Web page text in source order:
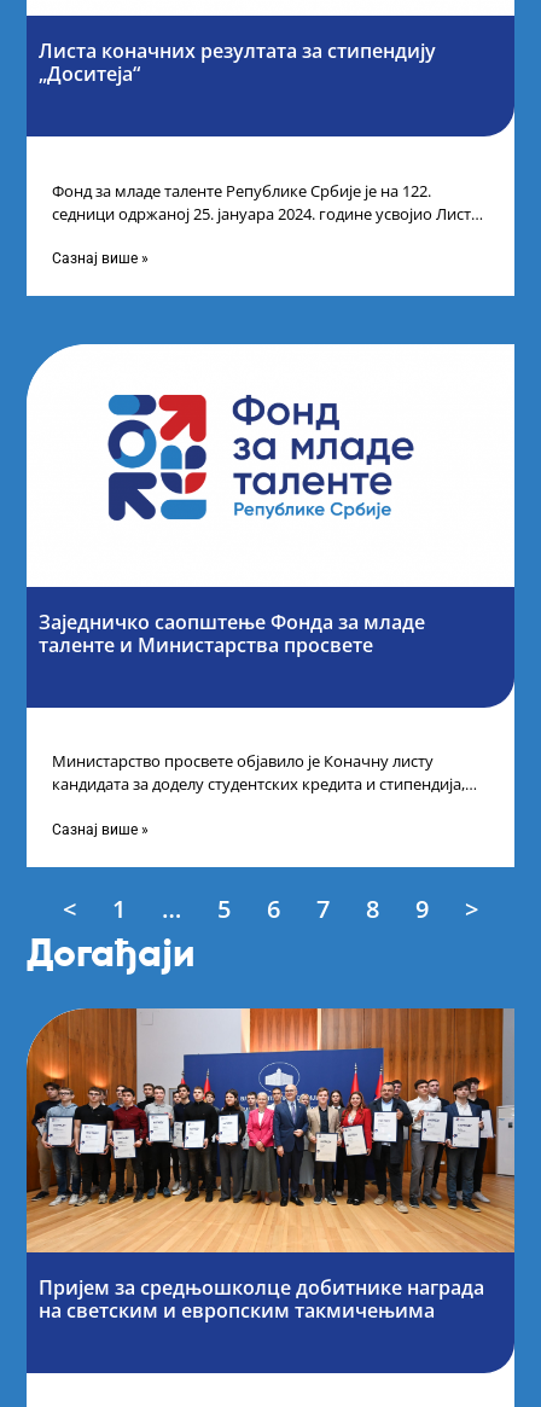
Листа коначних резултата за стипендију
„Доситеја“
Фонд за младе таленте Републике Србије је на 122.
седници одржаној 25. јануара 2024. године усвојио Листу
Сазнај више »
Заједничко саопштење Фонда за младе
таленте и Министарства просвете
Министарство просвете објавило је Коначну листу
кандидата за доделу студентских кредита и стипендија,
Сазнај више »
< 1 … 5 6 7 8 9 >
Догађаји
Пријем за средњошколце добитнике награда
на светским и европским такмичењима